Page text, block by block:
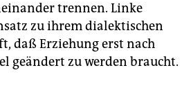
trennen. Linke
zu ihrem dialektischen
daß Erziehung erst nach
geändert zu werden braucht.